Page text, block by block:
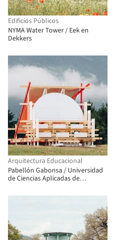
Edificios Públicos
NYMA Water Tower / Eek en
Dekkers
Arquitectura Educacional
Pabellón Gabonsa / Universidad
de Ciencias Aplicadas de